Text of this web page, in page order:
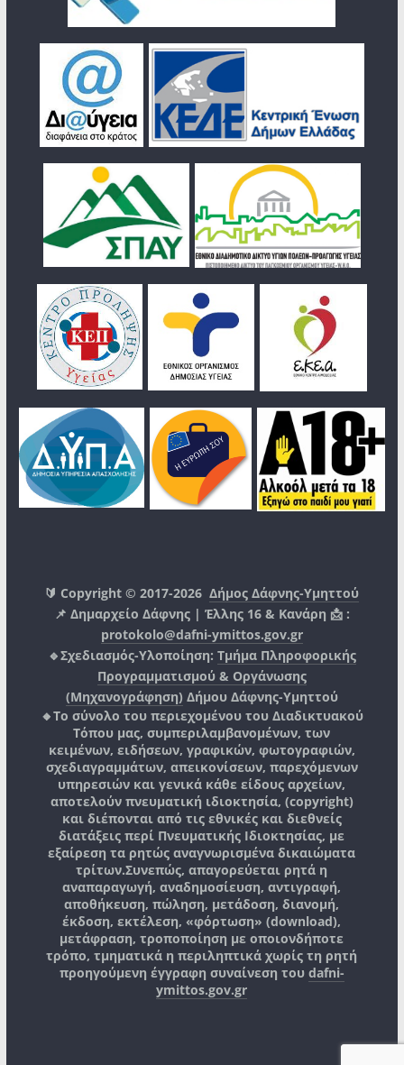
🔰 Copyright © 2017-2026Δήμος Δάφνης-Υμηττού
📌 Δημαρχείο Δάφνης | Έλλης 16 & Κανάρη 📩 :
protokolo@dafni-ymittos.gov.gr
🔹Σχεδιασμός-Υλοποίηση: Τμήμα Πληροφορικής
Προγραμματισμού & Οργάνωσης
(Μηχανογράφηση) Δήμου Δάφνης-Υμηττού
🔸Το σύνολο του περιεχομένου του Διαδικτυακού
Τόπου μας, συμπεριλαμβανομένων, των
κειμένων, ειδήσεων, γραφικών, φωτογραφιών,
σχεδιαγραμμάτων, απεικονίσεων, παρεχόμενων
υπηρεσιών και γενικά κάθε είδους αρχείων,
αποτελούν πνευματική ιδιοκτησία, (copyright)
και διέπονται από τις εθνικές και διεθνείς
διατάξεις περί Πνευματικής Ιδιοκτησίας, με
εξαίρεση τα ρητώς αναγνωρισμένα δικαιώματα
τρίτων.Συνεπώς, απαγορεύεται ρητά η
αναπαραγωγή, αναδημοσίευση, αντιγραφή,
αποθήκευση, πώληση, μετάδοση, διανομή,
έκδοση, εκτέλεση, «φόρτωση» (download),
μετάφραση, τροποποίηση με οποιονδήποτε
τρόπο, τμηματικά η περιληπτικά χωρίς τη ρητή
προηγούμενη έγγραφη συναίνεση του dafni-
ymittos.gov.gr